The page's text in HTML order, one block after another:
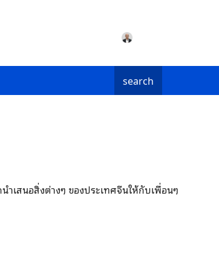
search
เสนอสิ่งต่างๆ ของประเทศจีนให้กับเพื่อนๆ